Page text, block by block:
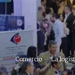
Comercio La